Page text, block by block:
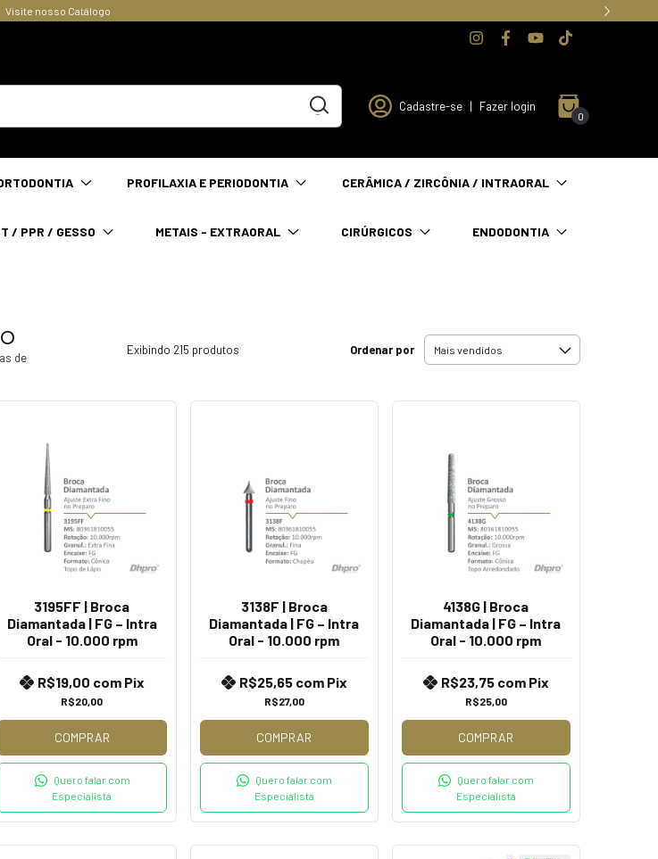
Visite nosso Catálogo
Cadastre-se | Fazer login
0
PROFILAXIA E PERIODONTIA CERÂMICA / ZIRCÔNIA / INTRAORAL
/ PPR / GESSO METAIS - EXTRAORAL CIRÚRGICOS ENDODONTIA
de
Exibindo 215 produtos Ordenar por
3195FF | Broca
Diamantada | FG – Intra
Oral - 10.000 rpm
R$20,00
R$19,00 com Pix
COMPRAR
Quero falar com
Especialista
3138F | Broca
Diamantada | FG – Intra
Oral - 10.000 rpm
R$27,00
R$25,65 com Pix
COMPRAR
Quero falar com
Especialista
4138G | Broca
Diamantada | FG – Intra
Oral - 10.000 rpm
R$25,00
R$23,75 com Pix
COMPRAR
Quero falar com
Especialista